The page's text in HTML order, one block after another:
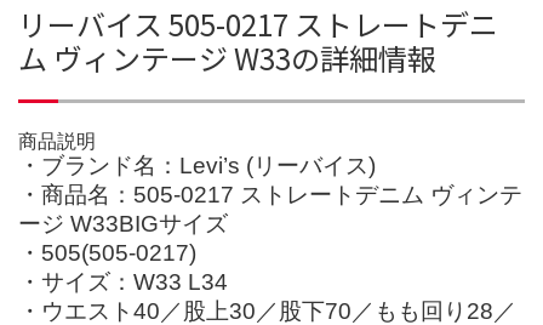
リーバイス 505-0217 ストレートデニ
ム ヴィンテージ W33の詳細情報
商品説明
・ブランド名：Levi’s (リーバイス)
・商品名：505-0217 ストレートデニム ヴィンテ
ージ W33BIGサイズ
・505(505-0217)
・サイズ：W33 L34
・ウエスト40／股上30／股下70／もも回り28／